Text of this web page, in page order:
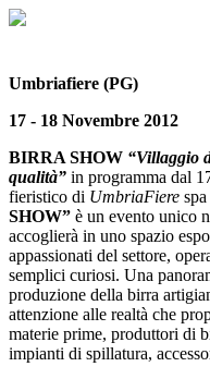
Umbriafiere (PG)
17 - 18 Novembre 2012
BIRRA SHOW “Villaggio
qualità” in programma dal
fieristico di UmbriaFiere
SHOW” è un evento unico
accoglierà in uno spazio
appassionati del settore,
semplici curiosi. Una
produzione della birra
attenzione alle realtà che
materie prime, produttori di
impianti di spillatura,